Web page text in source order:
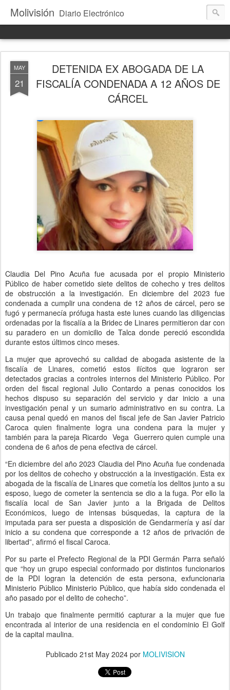
Molivisión Diario Electrónico
MAY
21
DETENIDA EX ABOGADA DE LA
FISCALÍA CONDENADA A 12 AÑOS DE
CÁRCEL
Claudia Del Pino Acuña fue acusada por el propio Ministerio
Público de haber cometido siete delitos de cohecho y tres delitos
de obstrucción a la investigación. En diciembre del 2023 fue
condenada a cumplir una condena de 12 años de cárcel, pero se
fugó y permanecía prófuga hasta este lunes cuando las diligencias
ordenadas por la fiscalía a la Bridec de Linares permitieron dar con
su paradero en un domicilio de Talca donde pereció escondida
durante estos últimos cinco meses.
La mujer que aprovechó su calidad de abogada asistente de la
fiscalía de Linares, cometió estos ilícitos que lograron ser
detectados gracias a controles internos del Ministerio Público. Por
orden del fiscal regional Julio Contardo a penas conocidos los
hechos dispuso su separación del servicio y dar inicio a una
investigación penal y un sumario administrativo en su contra. La
causa penal quedó en manos del fiscal jefe de San Javier Patricio
Caroca quien finalmente logra una condena para la mujer y
también para la pareja Ricardo Vega Guerrero quien cumple una
condena de 6 años de pena efectiva de cárcel.
“En diciembre del año 2023 Claudia del Pino Acuña fue condenada
por los delitos de cohecho y obstrucción a la investigación. Esta ex
abogada de la fiscalía de Linares que cometía los delitos junto a su
esposo, luego de cometer la sentencia se dio a la fuga. Por ello la
fiscalía local de San Javier junto a la Brigada de Delitos
Económicos, luego de intensas búsquedas, la captura de la
imputada para ser puesta a disposición de Gendarmería y así dar
inicio a su condena que corresponde a 12 años de privación de
libertad”, afirmó el fiscal Caroca.
Por su parte el Prefecto Regional de la PDI Germán Parra señaló
que “hoy un grupo especial conformado por distintos funcionarios
de la PDI logran la detención de esta persona, exfuncionaria
Ministerio Público Ministerio Público, que había sido condenada el
año pasado por el delito de cohecho”.
Un trabajo que finalmente permitió capturar a la mujer que fue
encontrada al interior de una residencia en el condominio El Golf
de la capital maulina.
Publicado 21st May 2024por MOLIVISION